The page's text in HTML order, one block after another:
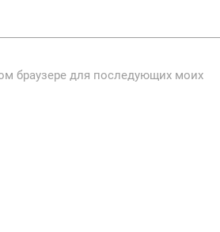
браузере для последующих моих